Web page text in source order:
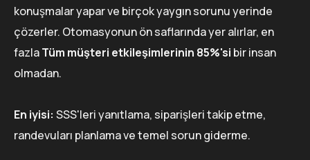
konuşmalar yapar ve birçok yaygın sorunu yerinde
çözerler. Otomasyonun ön saflarında yer alırlar, en
fazlaTüm müşteri etkileşimlerinin 85%'si bir insan
olmadan.
En iyisi: SSS'leri yanıtlama, siparişleri takip etme,
randevuları planlama ve temel sorun giderme.